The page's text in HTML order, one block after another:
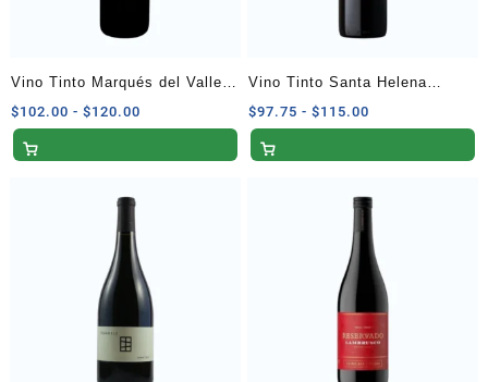
Vino Tinto Marqués del Valle
Cabernet Malbec 750 ml
$102.00 - $120.00
de
Vino Tinto Santa Helena
Varietal Carmenère 750 ml
$97.75 - $115.00
de
$97.75
hasta
$115.00